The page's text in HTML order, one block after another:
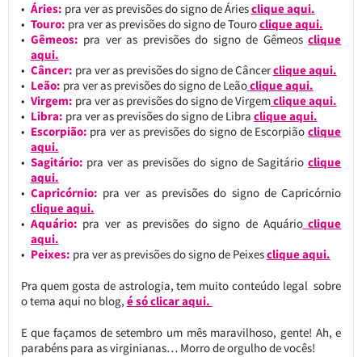
Áries: pra ver as previsões do signo de Áriesclique aqui.
Touro: pra ver as previsões do signo de Touroclique aqui.
Gêmeos: pra ver as previsões do signo de Gêmeosclique
aqui.
Câncer: pra ver as previsões do signo de Câncerclique aqui.
Leão: pra ver as previsões do signo de Leãoclique aqui.
Virgem: pra ver as previsões do signo de Virgemclique aqui.
Libra: pra ver as previsões do signo de Libra clique aqui.
Escorpião: pra ver as previsões do signo de Escorpiãoclique
aqui.
Sagitário: pra ver as previsões do signo de Sagitárioclique
aqui.
Capricórnio: pra ver as previsões do signo de Capricórnio
clique aqui.
Aquário: pra ver as previsões do signo de Aquárioclique
aqui.
Peixes: pra ver as previsões do signo de Peixesclique aqui.
Pra quem gosta de astrologia, tem muito conteúdo legal sobre
o tema aqui no blog, é só clicar aqui.
E que façamos de setembro um mês maravilhoso, gente! Ah, e
parabéns para as virginianas… Morro de orgulho de vocês!